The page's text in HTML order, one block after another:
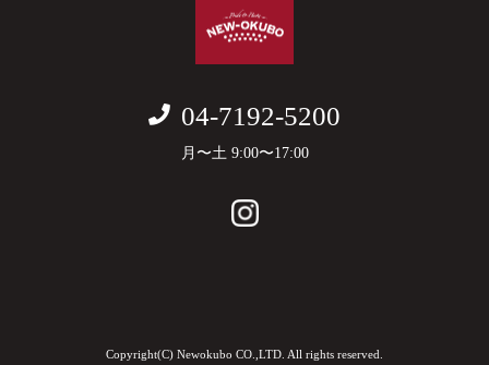
04-7192-5200
月〜土 9:00〜17:00
Copyright(C) Newokubo CO.,LTD. All rights reserved.